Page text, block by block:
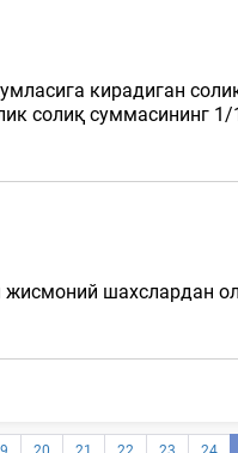
кирадиган
солиқ суммасининг
шахслардан